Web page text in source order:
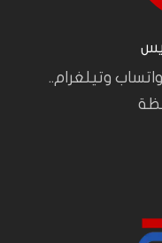
وتيلغرام..